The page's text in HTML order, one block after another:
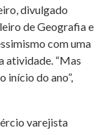
divulgado
de Geografia e
com uma
atividade. “Mas
início do ano”,
varejista